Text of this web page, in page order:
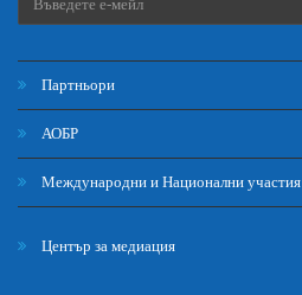
Партньори
АОБР
Международни и Национални участия
Център за медиация